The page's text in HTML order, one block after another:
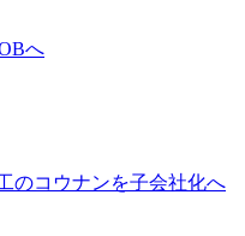
へ
のコウナンを子会社化へ